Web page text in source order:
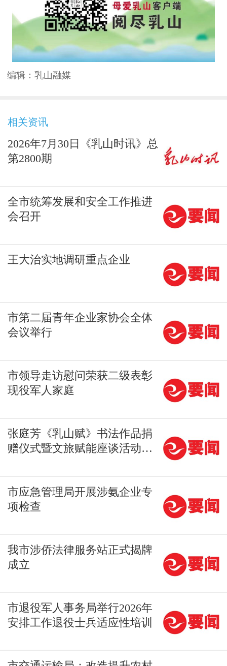
编辑：乳山融媒
相关资讯
2026年7月30日《乳山时讯》总
第2800期
全市统筹发展和安全工作推进
会召开
王大治实地调研重点企业
市第二届青年企业家协会全体
会议举行
市领导走访慰问荣获二级表彰
现役军人家庭
张庭芳《乳山赋》书法作品捐
赠仪式暨文旅赋能座谈活动举
市应急管理局开展涉氨企业专
项检查
我市涉侨法律服务站正式揭牌
成立
市退役军人事务局举行2026年
安排工作退役士兵适应性培训